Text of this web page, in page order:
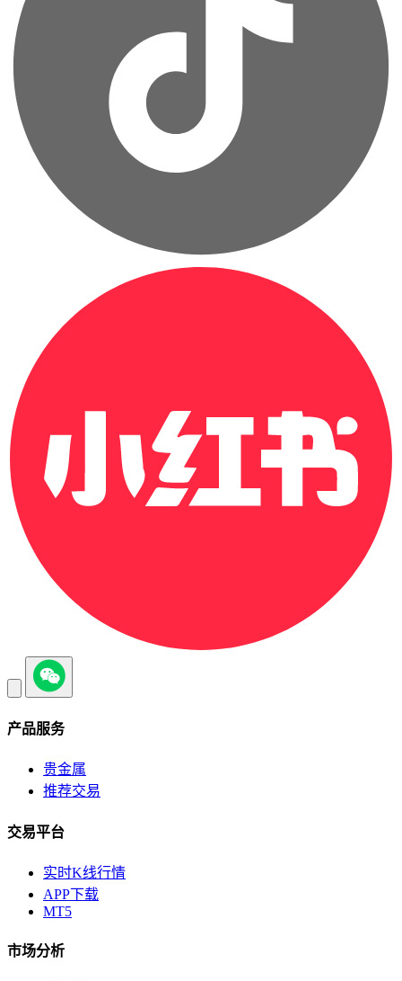
产品服务
贵金属
推荐交易
交易平台
实时K线行情
APP下载
MT5
市场分析